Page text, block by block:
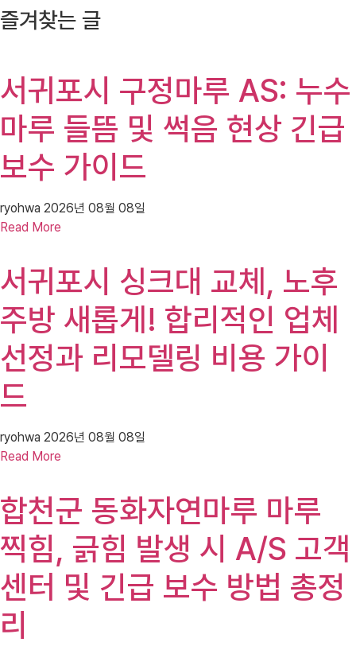
즐겨찾는 글
서귀포시 구정마루 AS: 누수
마루 들뜸 및 썩음 현상 긴급
보수 가이드
ryohwa 2026년 08월 08일
Read More
서귀포시 싱크대 교체, 노후
주방 새롭게! 합리적인 업체
선정과 리모델링 비용 가이
드
ryohwa 2026년 08월 08일
Read More
합천군 동화자연마루 마루
찍힘, 긁힘 발생 시 A/S 고객
센터 및 긴급 보수 방법 총정
리